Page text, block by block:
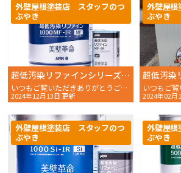
超低汚染リファインシリーズのご紹介その1
いつもご覧いただきありがとうございます。 おかちゃんペイン
2024年12月13日 更新
外壁屋根塗装店 スタッフのつ
ぶやき
2024年02月
外壁屋
ぶやき
外壁屋根塗装店 スタッフのつ
ぶやき
外壁屋
ぶやき